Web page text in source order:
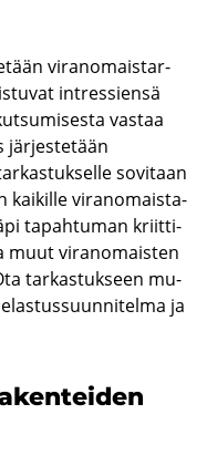
vi­ran­omais­tar­
int­res­sien­sä
vas­taa
jär­jes­te­tään
so­vi­taan
kai­kil­le vi­ran­omais­ta­
ta­pah­tu­man kriit­ti­
muut vi­ran­omais­ten
tar­kas­tuk­seen mu­
ja